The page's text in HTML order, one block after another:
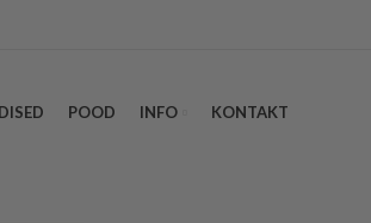
POOD INFO KONTAKT